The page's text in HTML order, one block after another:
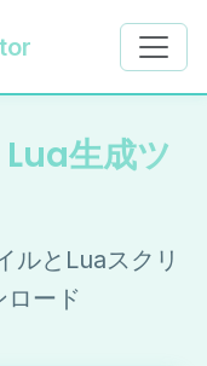
生成ツ
ルとLuaスクリ
ード